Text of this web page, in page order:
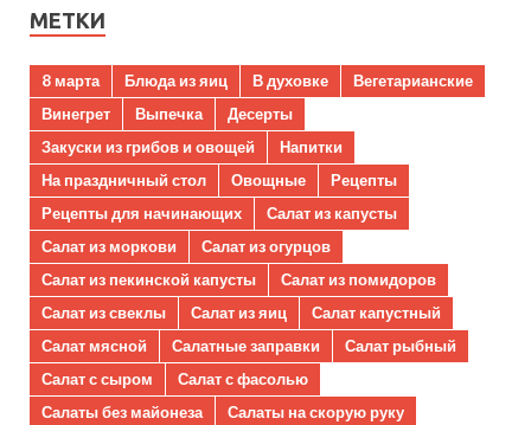
МЕТКИ
8 марта Блюда из яиц В духовке
Вегетарианские
Винегрет
Выпечка
Десерты
Закуски из грибов и овощей
Напитки
На праздничный стол
Овощные
Рецепты
Рецепты для начинающих
Салат из капусты
Салат из моркови
Салат из огурцов
Салат из пекинской капусты
Салат из помидоров
Салат из свеклы
Салат из яиц
Салат капустный
Салат мясной
Салатные заправки
Салат рыбный
Салат с сыром
Салат с фасолью
Салаты без майонеза
Салаты на скорую руку